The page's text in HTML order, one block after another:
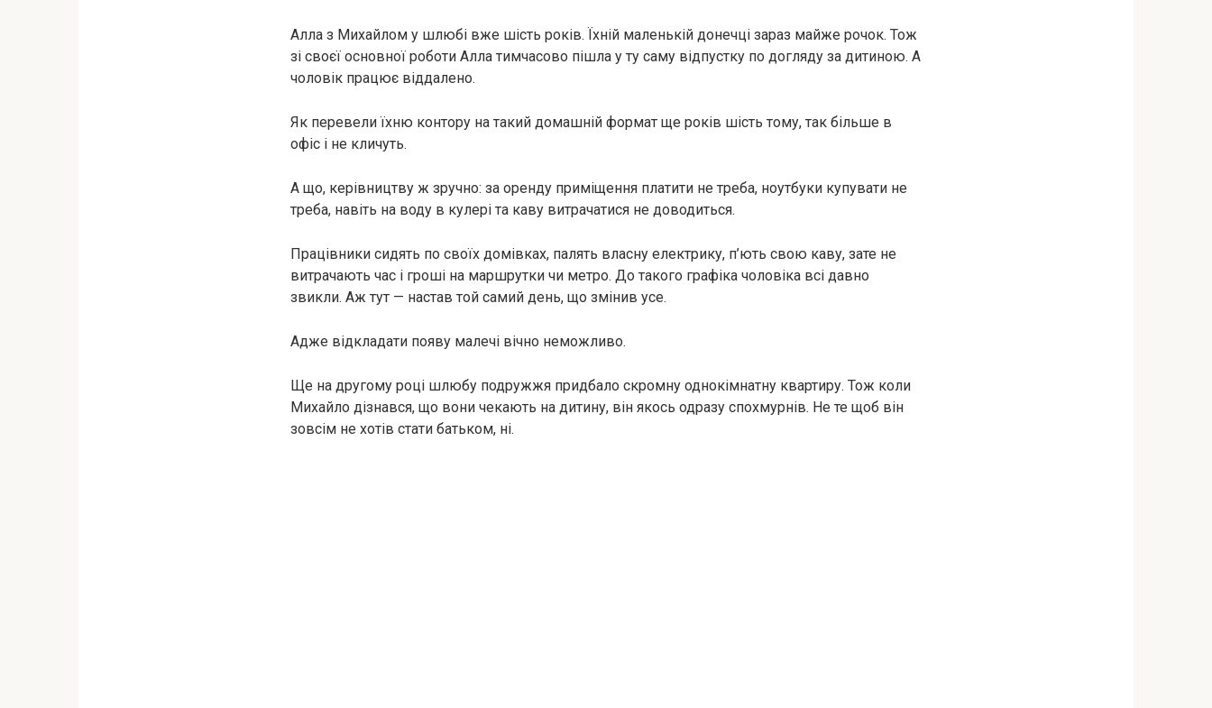
Алла з Михайлом у шлюбі вже шість років. Їхній маленькій донечці зараз майже рочок. Тож
зі своєї основної роботи Алла тимчасово пішла у ту саму відпустку по догляду за дитиною. А
чоловік працює віддалено.
Як перевели їхню контору на такий домашній формат ще років шість тому, так більше в
офіс і не кличуть.
А що, керівництву ж зручно: за оренду приміщення платити не треба, ноутбуки купувати не
треба, навіть на воду в кулері та каву витрачатися не доводиться.
Працівники сидять по своїх домівках, палять власну електрику, п’ють свою каву, зате не
витрачають час і гроші на маршрутки чи метро. До такого графіка чоловіка всі давно
звикли. Аж тут — настав той самий день, що змінив усе.
Адже відкладати появу малечі вічно неможливо.
Ще на другому році шлюбу подружжя придбало скромну однокімнатну квартиру. Тож коли
Михайло дізнався, що вони чекають на дитину, він якось одразу спохмурнів. Не те щоб він
зовсім не хотів стати батьком, ні.